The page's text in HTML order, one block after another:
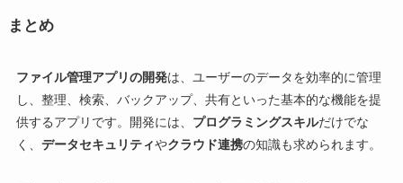
まとめ
ファイル管理アプリの開発は、ユーザーのデータを効率的に管理
し、整理、検索、バックアップ、共有といった基本的な機能を提
供するアプリです。開発には、 プログラミングスキルだけでな
く、 データセキュリティやクラウド連携の知識も求められます。